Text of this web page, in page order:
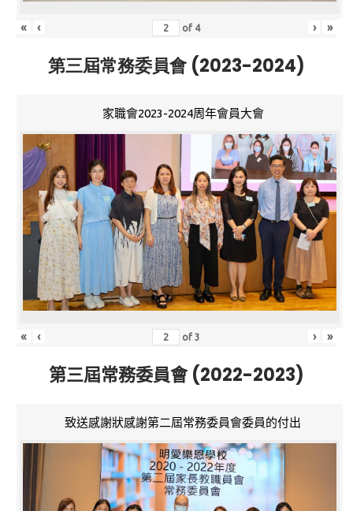
« ‹ of 4 › »
第三屆常務委員會 (2023-2024)
家職會2023-2024周年會員大會
« ‹ of3 › »
第三屆常務委員會 (2022-2023)
致送感謝狀感謝第二屆常務委員會委員的付出